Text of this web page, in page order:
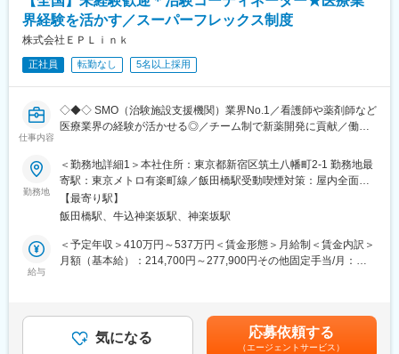
実しています。入社は原則偶数月と決まっており、同期入社者と
ともに2週間弱本社にて集合研修を行います。会社のことや業務を
遂行する上で必要な法令から実務まで座学中心でロープレを交え
ながら学んでいきます。その後、各拠点に配属され先輩社員から
業務を引継ぎながらOJT担当者とともに医療機関へ同行するな
ートを用いながら習熟度を測り、入社後1年程度で一人で担当を持
てるようになります。なお、その後も定期的に中途入社者に対し
・チームワーク：通常は1人で業務にあたることが多いですが、困
ったときや先輩や上司がサポートしてくれるため、安心して進め
られます。また、家族の急な体調不良や突発休の場合にも周囲が
代理対応をしてくれる風土があり、チームワークが強みです。
した。管理職における女性比率も63.6%と、ライフイベントの多
い女性も活躍しやすい環境です。正社員の場合、転勤可能性はあ
変更の範囲：会社の定める業務
界経験を活かす／スーパーフレックス制度
株式会社ＥＰＬｉｎｋ
正社員 転勤なし 5名以上採用
仕事内容
◇◆◇ SMO（治験施設支援機関）業界No.1／看護師や薬剤師など
医療業界の経験が活かせる◎／チーム制で新薬開発に貢献／働き
【CRC=治験コーディネーターとは？】
病院・クリニックを訪問して、患者様や医師や院内スタッフ、さ
らに製薬企業との連絡・調整役を担います。また、治験を受けて
いただく患者様の相談相手となり、じっくり向き合う仕事です。
【CRCのやりがい】
接聞けることもあります。患者様や医療機関から「ありがとう」
と感謝の言葉をいただけたときの喜びは、ひとしおです。
勤務地
＜勤務地詳細1＞本社住所：東京都新宿区筑土八幡町2-1 勤務地最
寄駅：東京メトロ有楽町線／飯田橋駅受動喫煙対策：屋内全面禁
煙＜勤務地詳細2＞全国いずれかの医療施設住所：全国いずれかの
医療施設 受動喫煙対策：屋内全面禁煙変更の範囲：会社の定める
【最寄り駅】
飯田橋駅、牛込神楽坂駅、神楽坂駅
給与
＜予定年収＞410万円～537万円＜賃金形態＞月給制＜賃金内訳＞
月額（基本給）：214,700円～277,900円その他固定手当/月：
CRC手当・休日連絡対応手当■賞与：年2回（6月、12月）／昇
給：年1回（10月）※業績に応じ、決算賞与（秋季賞与）支給の場
気になる 応募依頼する
（エージェントサービス）